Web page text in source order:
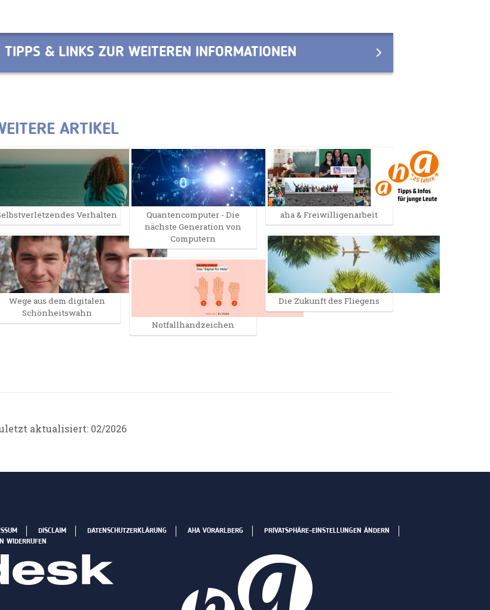
TIPPS & LINKS ZUR WEITEREN INFORMATIONEN
ARTIKEL
Verhalten
Wege aus dem digitalen
Schönheitswahn
Quantencomputer - Die
nächste Generation von
Computern
Notfallhandzeichen
aha & Freiwilligenarbeit
Die Zukunft des Fliegens
aktualisiert: 02/2026
DISCLAIM DATENSCHUTZERKLÄRUNG AHA VORARLBERG
PRIVATSPHÄRE-EINSTELLUNGEN ÄNDERN
WIDERRUFEN